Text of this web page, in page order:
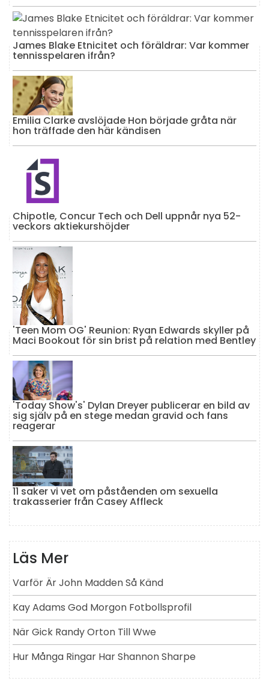
James Blake Etnicitet och föräldrar: Var kommer
tennisspelaren ifrån?
Emilia Clarke avslöjade Hon började gråta när
hon träffade den här kändisen
Chipotle, Concur Tech och Dell uppnår nya 52-
veckors aktiekurshöjder
'Teen Mom OG' Reunion: Ryan Edwards skyller på
Maci Bookout för sin brist på relation med Bentley
'Today Show's' Dylan Dreyer publicerar en bild av
sig själv på en stege medan gravid och fans
reagerar
11 saker vi vet om påståenden om sexuella
trakasserier från Casey Affleck
Läs Mer
Varför Är John Madden Så Känd
Kay Adams God Morgon Fotbollsprofil
När Gick Randy Orton Till Wwe
Hur Många Ringar Har Shannon Sharpe